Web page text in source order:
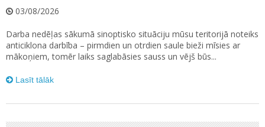
03/08/2026
Darba nedēļas sākumā sinoptisko situāciju mūsu teritorijā noteiks
anticiklona darbība – pirmdien un otrdien saule bieži mīsies ar
mākoņiem, tomēr laiks saglabāsies sauss un vējš būs...
Lasīt tālāk